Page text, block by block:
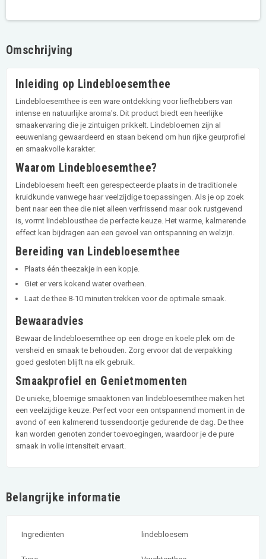
Omschrijving
Inleiding op Lindebloesemthee
Lindebloesemthee is een ware ontdekking voor liefhebbers van
intense en natuurlijke aroma's. Dit product biedt een heerlijke
smaakervaring die je zintuigen prikkelt. Lindebloemen zijn al
eeuwenlang gewaardeerd en staan bekend om hun rijke geurprofiel
en smaakvolle karakter.
Waarom Lindebloesemthee?
Lindebloesem heeft een gerespecteerde plaats in de traditionele
kruidkunde vanwege haar veelzijdige toepassingen. Als je op zoek
bent naar een thee die niet alleen verfrissend maar ook rustgevend
is, vormt lindeblousthee de perfecte keuze. Het warme, kalmerende
effect kan bijdragen aan een gevoel van ontspanning en welzijn.
Bereiding van Lindebloesemthee
Plaats één theezakje in een kopje.
Giet er vers kokend water overheen.
Laat de thee 8-10 minuten trekken voor de optimale smaak.
Bewaaradvies
Bewaar de lindebloesemthee op een droge en koele plek om de
versheid en smaak te behouden. Zorg ervoor dat de verpakking
goed gesloten blijft na elk gebruik.
Smaakprofiel en Genietmomenten
De unieke, bloemige smaaktonen van lindebloesemthee maken het
een veelzijdige keuze. Perfect voor een ontspannend moment in de
avond of een kalmerend tussendoortje gedurende de dag. De thee
kan worden genoten zonder toevoegingen, waardoor je de pure
smaak in volle intensiteit ervaart.
Belangrijke informatie
Ingrediënten lindebloesem